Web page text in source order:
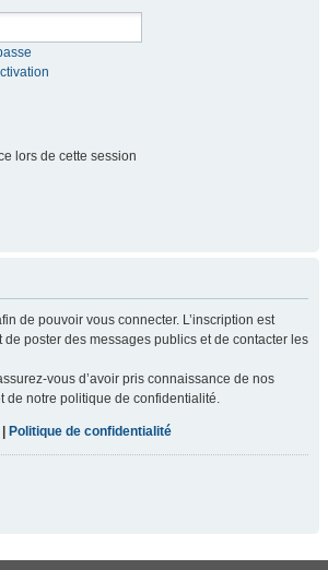
lors de cette session
de pouvoir vous connecter. L’inscription est
poster des messages publics et de contacter les
vous d’avoir pris connaissance de nos
de notre politique de confidentialité.
Politique de confidentialité